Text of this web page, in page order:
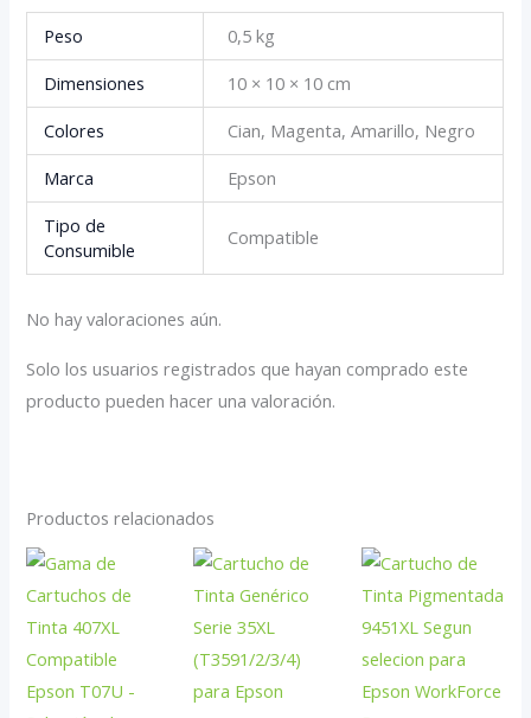
Peso
0,5 kg
Dimensiones
10 × 10 × 10 cm
Colores
Cian, Magenta, Amarillo, Negro
Marca
Epson
Tipo de
Consumible
Compatible
No hay valoraciones aún.
Solo los usuarios registrados que hayan comprado este
producto pueden hacer una valoración.
Productos relacionados